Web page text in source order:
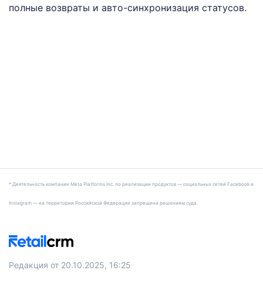
полные возвраты и авто-синхронизация статусов.
* Деятельность компании Meta Platforms Inc. по реализации продуктов — социальных сетей Facebook и
Instagram — на территории Российской Федерации запрещена решением суда.
Редакция от 20.10.2025, 16:25